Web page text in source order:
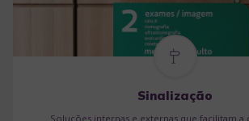
Sinalização
Soluções internas e externas que facilitam a